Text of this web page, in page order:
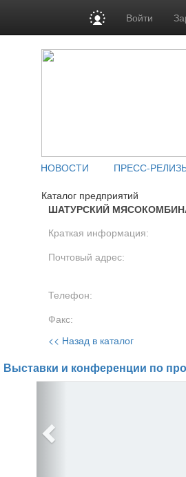
Войти
НОВОСТИ ПРЕСС-
Каталог предприятий
ШАТУРСКИЙ
Краткая информация:
Почтовый адрес:
Телефон:
Факс:
<< Назад в каталог
Выставки и конференции по